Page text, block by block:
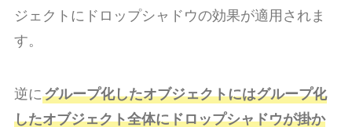
ジェクトにドロップシャドウの効果が適用されま
す。
逆にグループ化したオブジェクトにはグループ化
したオブジェクト全体にドロップシャドウが掛か